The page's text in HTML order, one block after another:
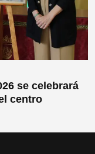
se celebrará
centro